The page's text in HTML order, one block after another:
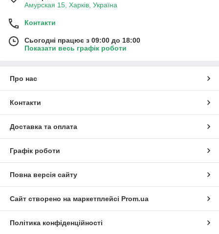
Амурская 15, Харків, Україна
Контакти
Сьогодні працює з 09:00 до 18:00
Показати весь графік роботи
Про нас
Контакти
Доставка та оплата
Графік роботи
Повна версія сайту
Сайт створено на маркетплейсі Prom.ua
Політика конфіденційності